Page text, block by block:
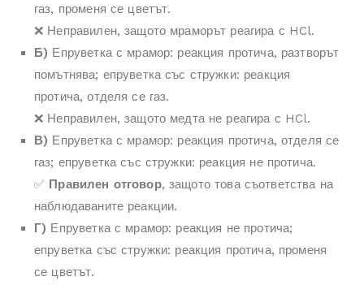
газ, променя се цветът.
❌ Неправилен, защото мраморът реагира с HCl.
Б) Епруветка с мрамор: реакция протича, разтворът
помътнява; епруветка със стружки: реакция
протича, отделя се газ.
❌ Неправилен, защото медта не реагира с HCl.
В) Епруветка с мрамор: реакция протича, отделя се
газ; епруветка със стружки: реакция не протича.
✅ Правилен отговор, защото това съответства на
наблюдаваните реакции.
Г) Епруветка с мрамор: реакция не протича;
епруветка със стружки: реакция протича, променя
се цветът.